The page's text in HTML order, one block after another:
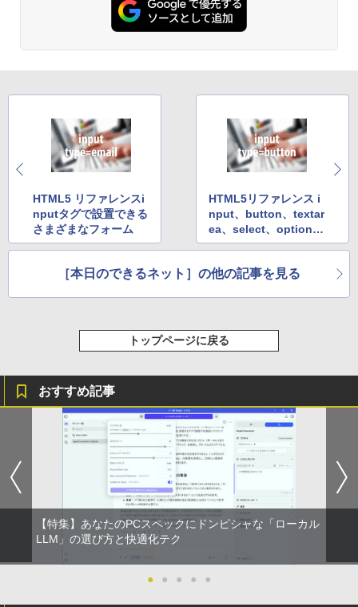
【楽天1位!1,600円OFFクーポン 8/4 20:
26 ディスプレイ 1080P 23.8インチ 144
Hzリフレッシュレート sRGB99% 1670
万色 300nits ΔE＜1 低ブルーライト 大
画面 TÜV認証 目にやさしい 調整可能な
スタンド VESA
￥12,580
【エントリーで最大全額ポイント還元｜
8/11まで】 ASUS｜エイスース PCモニ
D(1920×1080) /ワイド /120Hz]
￥13,800
I-O DATA（アイ・オー・データ機器） 3
辺フレームレス＆広視野角ADSパネル
23.8型ワイド液晶ディスプレイ LCD-A24
1DBX ブラック
￥14,826
深在性う蝕に対するVital Pulp Therapy
歯髄保存か抜髄かは患者のために [ 辺見
￥19,800
ゾンビのあふれた世界で俺だけが襲われ
ない 5 【電子書籍】[ 増田ちひろ ]
5
夏休み 子供 子供用 人気 幼児七田式 B5
判 シルバーバック みぎのう そうぞう け
いさん もじをよむ・かく めいろ おかね
【ph-A】
￥5,390
￥5,990
Anker Soundcore Liberty 5 ミッドナイトブ
ラック
￥14,990
【2026年アップグレード版】AOKIMI ワイヤ
レスイヤホン bluetooth イヤホン V12 小型
セリング 自動ペアリング Type-C充電 マイク
付き 防水 タッチ式音量調整 スポーツ/通勤/通
Xiaomi シャオミ REDMI Buds 8 Lite ワイヤ
レスイヤホン Bluetooth 5.4 ノイズキャンセ
リング ANC 36時間再生
￥2,980
￥250
[Explicit]
￥250
￥250
On My Road (Stadium ver.)
￥250
￥1,001
富士山の天然水 バナジウム含有 水 ミネラル
ットル (Smart Basic)
￥1,380
by Amazon 天然水ラベルレス 2L×9本
￥1,117
by Amazon 炭酸水 ラベルレス 500ml ×24本
￥1,625
ベルレス 650mlPET×24本
￥1,653
￥770
エース)
￥832
HUNTER×HUNTER モノクロ版 39 (ジャンプ
コミックスDIGITAL)
￥572
スーパーの裏でヤニ吸うふたり 9巻 (デジタル
版ビッグガンガンコミックス)
￥594
HTML5 リファレンスi
nputタグで設置できる
さまざまなフォーム
HTML5リファレンス i
nput、button、textar
ea、select、optionタ
グの使い方
［本日のできるネット］の他の記事を見る
トップページに戻る
おすすめ記事
【特集】あなたのPCスペックにドンピシャな「ローカル
LLM」の選び方と快適化テク
● ● ● ● ●